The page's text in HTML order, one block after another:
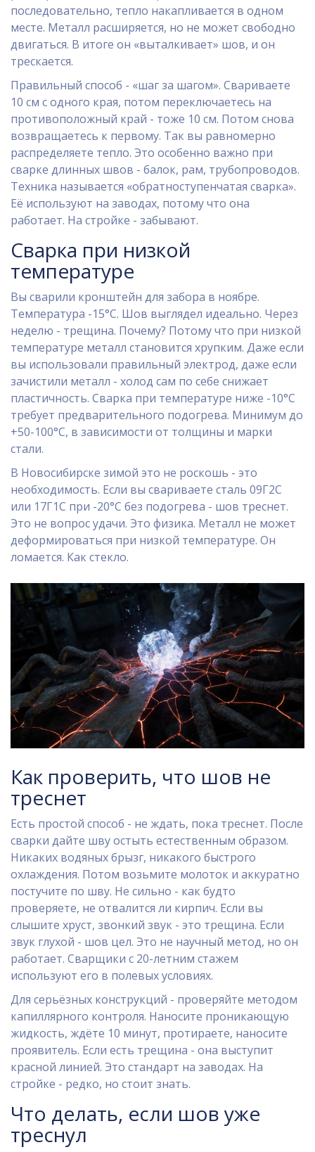
последовательно, тепло накапливается в одном
месте. Металл расширяется, но не может свободно
двигаться. В итоге он «выталкивает» шов, и он
трескается.
Правильный способ - «шаг за шагом». Свариваете
10 см с одного края, потом переключаетесь на
противоположный край - тоже 10 см. Потом снова
возвращаетесь к первому. Так вы равномерно
распределяете тепло. Это особенно важно при
сварке длинных швов - балок, рам, трубопроводов.
Техника называется «обратноступенчатая сварка».
Её используют на заводах, потому что она
работает. На стройке - забывают.
Сварка при низкой
температуре
Вы сварили кронштейн для забора в ноябре.
Температура -15°C. Шов выглядел идеально. Через
неделю - трещина. Почему? Потому что при низкой
температуре металл становится хрупким. Даже если
вы использовали правильный электрод, даже если
зачистили металл - холод сам по себе снижает
пластичность. Сварка при температуре ниже -10°C
требует предварительного подогрева. Минимум до
+50-100°C, в зависимости от толщины и марки
стали.
В Новосибирске зимой это не роскошь - это
необходимость. Если вы свариваете сталь 09Г2С
или 17Г1С при -20°C без подогрева - шов треснет.
Это не вопрос удачи. Это физика. Металл не может
деформироваться при низкой температуре. Он
ломается. Как стекло.
Как проверить, что шов не
треснет
Есть простой способ - не ждать, пока треснет. После
сварки дайте шву остыть естественным образом.
Никаких водяных брызг, никакого быстрого
охлаждения. Потом возьмите молоток и аккуратно
постучите по шву. Не сильно - как будто
проверяете, не отвалится ли кирпич. Если вы
слышите хруст, звонкий звук - это трещина. Если
звук глухой - шов цел. Это не научный метод, но он
работает. Сварщики с 20-летним стажем
используют его в полевых условиях.
Для серьёзных конструкций - проверяйте методом
капиллярного контроля. Наносите проникающую
жидкость, ждёте 10 минут, протираете, наносите
проявитель. Если есть трещина - она выступит
красной линией. Это стандарт на заводах. На
стройке - редко, но стоит знать.
Что делать, если шов уже
треснул